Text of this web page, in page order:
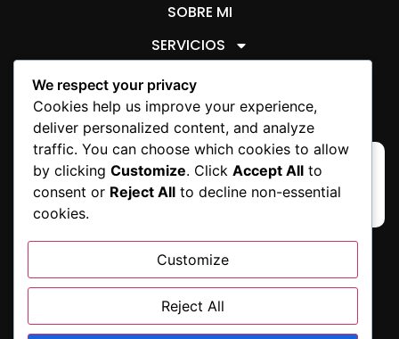
SOBRE MI
SERVICIOS
ARTÍCULOS JURÍDICOS
AVISO LEGALSOBRE COOKIES
We respect your privacy
Cookies help us improve your experience,
deliver personalized content, and analyze
traffic. You can choose which cookies to allow
by clicking Customize. Click Accept All to
consent or Reject All to decline non-essential
cookies.
Customize
Reject All